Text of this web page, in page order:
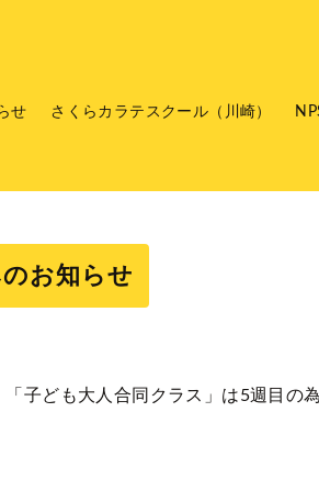
せ さくらカラテスクール（川崎）
お知らせ
子ども大人合同クラス」は5週目の為